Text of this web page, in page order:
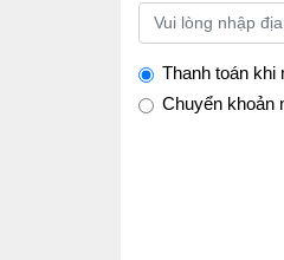
Thanh toán khi
Chuyển khoản